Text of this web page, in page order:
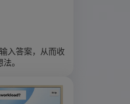
入答案，从而收
。